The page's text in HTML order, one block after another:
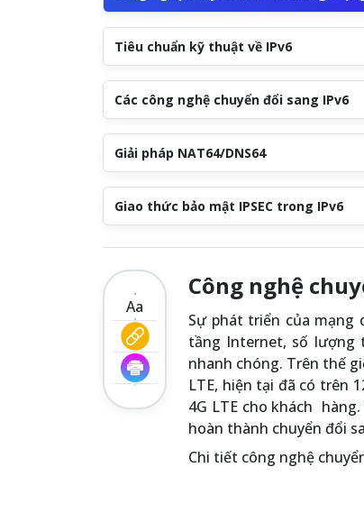
Tiêu chuẩn kỹ thuật về IPv6
Các công nghệ chuyển đổi sang IPv6
Giải pháp NAT64/DNS64
Giao thức bảo mật IPSEC trong IPv6
Aa
Công nghệ
Sự phát triển của mạng
tầng Internet, số lượng
nhanh chóng. Trên thế
LTE, hiện tại đã có trên
4G LTE cho khách
hoàn thành chuyển đổi
Chi tiết công nghệ